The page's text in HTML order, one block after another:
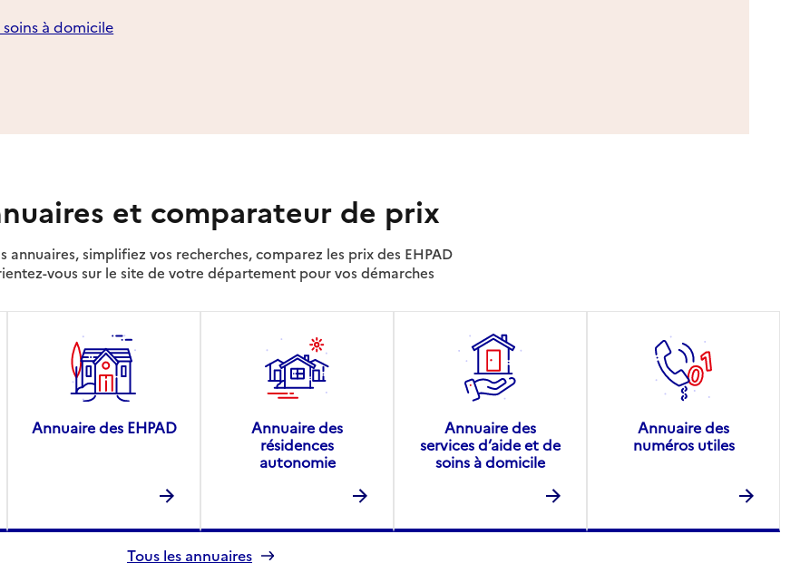
à domicile
et comparateur de prix
annuaires, simplifiez vos recherches, comparez les prix des EHPAD
vous sur le site de votre département pour vos démarches
Annuaire des EHPAD
Annuaire des
résidences
autonomie
Annuaire des
services d’aide et de
soins à domicile
Annuaire des
numéros utiles
Tous les annuaires